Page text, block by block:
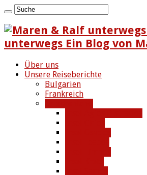
unterwegs Ein Blog von
Über uns
Unsere Reiseberichte
Bulgarien
Frankreich